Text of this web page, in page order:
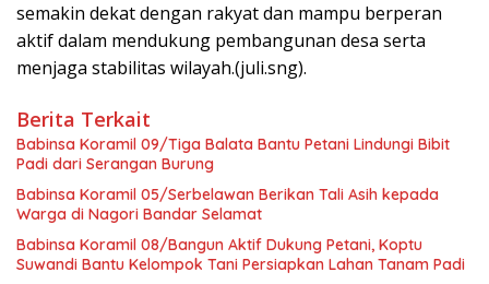
semakin dekat dengan rakyat dan mampu berperan
aktif dalam mendukung pembangunan desa serta
menjaga stabilitas wilayah.(juli.sng).
Berita Terkait
Babinsa Koramil 09/Tiga Balata Bantu Petani Lindungi Bibit
Padi dari Serangan Burung
Babinsa Koramil 05/Serbelawan Berikan Tali Asih kepada
Warga di Nagori Bandar Selamat
Babinsa Koramil 08/Bangun Aktif Dukung Petani, Koptu
Suwandi Bantu Kelompok Tani Persiapkan Lahan Tanam Padi